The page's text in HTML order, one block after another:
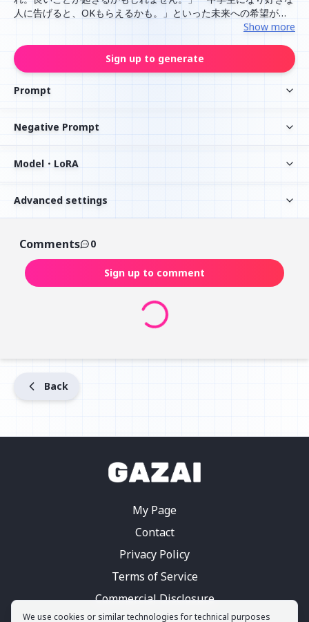
人に告げると、OKもらえるかも。」といった未来への希望が綴
られています。下部には「私の人生がこんなふうがよければハー
に共感や応援を求めるようなメッセージ性が感じられます。素朴
で個人的な願いが表現された作品です。
Show more
Sign up to generate
Prompt
Negative Prompt
Model・LoRA
Advanced settings
Comments 0
Sign up to comment
Back
My Page
Contact
Privacy Policy
Terms of Service
Commercial Disclosure
We use cookies or similar technologies for technical purposes